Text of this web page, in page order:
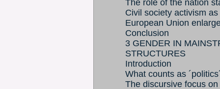
The role of the nation
Civil society activism
European Union
Conclusion
3 GENDER IN
STRUCTURES
Introduction
What counts as
The discursive focus